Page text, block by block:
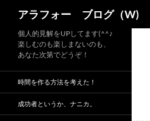
ツ
アラフォー ブログ（W)
個人的見解をUPしてます(^^♪
楽しむのも楽しまないのも、
あなた次第でどうぞ！
時間を作る方法を考えた！
成功者というか、ナニカ。